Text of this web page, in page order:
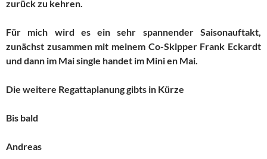
zurück zu kehren.
Für mich wird es ein sehr spannender Saisonauftakt,
zunächst zusammen mit meinem Co-Skipper Frank Eckardt
und dann im Mai single handet im Mini en Mai.
Die weitere Regattaplanung gibts in Kürze
Bis bald
Andreas